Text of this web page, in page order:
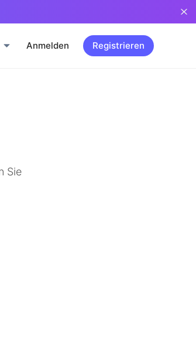
Anmelden Registrieren
Sie